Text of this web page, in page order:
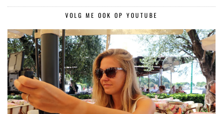
VOLG ME OOK OP YOUTUBE